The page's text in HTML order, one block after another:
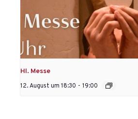
Hl. Messe
12. August um 18:30 - 19:00